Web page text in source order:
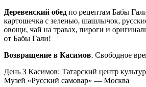
Деревенский обед по рецептам Бабы
картошечка с зеленью, шашлычок,
овощи, чай на травах, пироги и
от Бабы Гали!
Возвращение в Касимов. Свободное
День 3 Касимов: Татарский центр
Музей «Русский самовар» — Москва